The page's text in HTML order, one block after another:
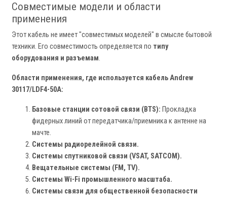
Совместимые модели и области
применения
Этот кабель не имеет "совместимых моделей" в смысле бытовой
техники. Его совместимость определяется по типу
оборудования и разъемам.
Области применения, где используется кабель Andrew
30117/LDF4-50A:
Базовые станции сотовой связи (BTS): Прокладка
фидерных линий от передатчика/приемника к антенне на
мачте.
Системы радиорелейной связи.
Системы спутниковой связи (VSAT, SATCOM).
Вещательные системы (FM, TV).
Системы Wi-Fi промышленного масштаба.
Системы связи для общественной безопасности